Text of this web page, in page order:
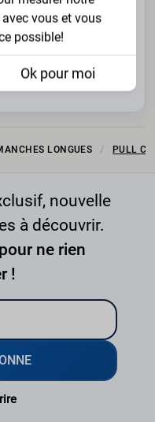
LONGUES PULL
nouvelle
à découvrir.
ne rien
!
vous et vous
possible!
Ok pour moi